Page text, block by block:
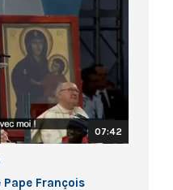
07:42
Pape François